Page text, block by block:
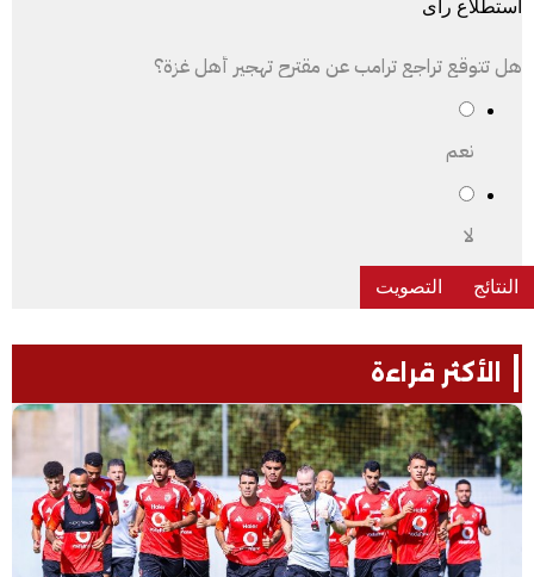
استطلاع رأى
هل تتوقع تراجع ترامب عن مقترح تهجير أهل غزة؟
نعم
لا
الأكثر قراءة